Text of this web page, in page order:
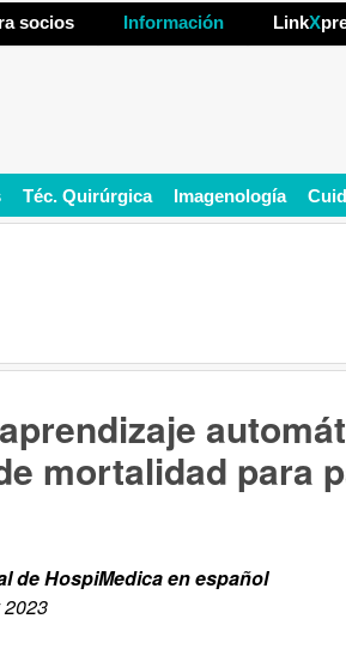
socios Información LinkX
Téc. Quirúrgica Imagenología
mortalidad para
de HospiMedica en español
2023